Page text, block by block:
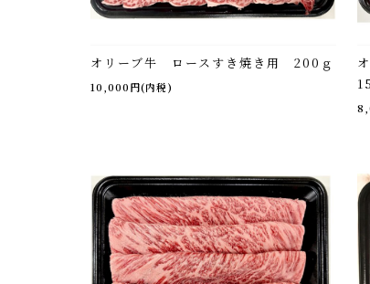
オリーブ牛 ロースすき焼き用 200ｇ
10,000円(内税)